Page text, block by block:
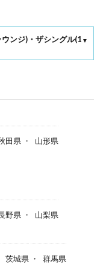
ンジ)・ザシングル(1
田県 山形県
野県
山梨県
茨城県 群馬県